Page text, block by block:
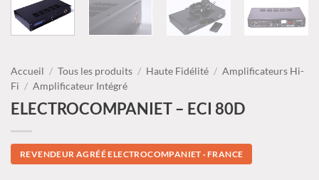
Accueil / Tous les produits / Haute Fidélité / Amplificateurs Hi-
Fi / Amplificateur Intégré
ELECTROCOMPANIET – ECI 80D
REVENDEUR AGRÉÉ ELECTROCOMPANIET · FRANCE